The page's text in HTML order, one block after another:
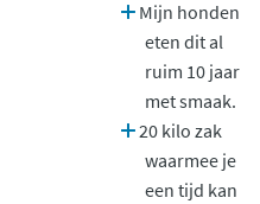
Mijn honden
eten dit al
ruim 10 jaar
met smaak.
20 kilo zak
waarmee je
een tijd kan